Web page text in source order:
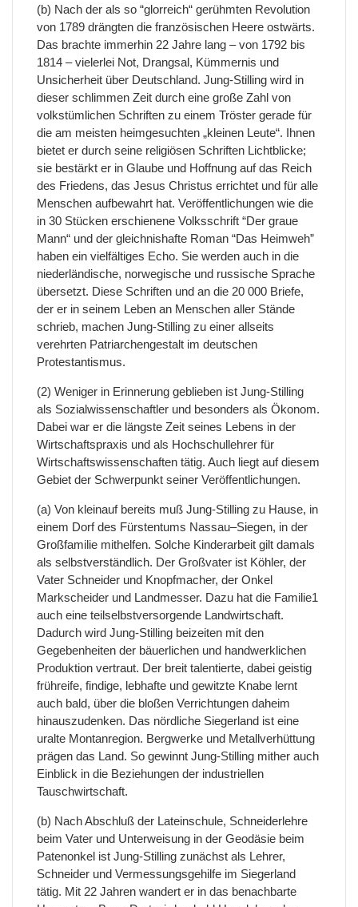
(b) Nach der als so “glorreich“ gerühmten Revolution
von 1789 drängten die französischen Heere ostwärts.
Das brachte immerhin 22 Jahre lang – von 1792 bis
1814 – vielerlei Not, Drangsal, Kümmernis und
Unsicherheit über Deutschland. Jung-Stilling wird in
dieser schlimmen Zeit durch eine große Zahl von
volkstümlichen Schriften zu einem Tröster gerade für
die am meisten heimgesuchten „kleinen Leute“. Ihnen
bietet er durch seine religiösen Schriften Lichtblicke;
sie bestärkt er in Glaube und Hoffnung auf das Reich
des Friedens, das Jesus Christus errichtet und für alle
Menschen aufbewahrt hat. Veröffentlichungen wie die
in 30 Stücken erschienene Volksschrift “Der graue
Mann“ und der gleichnishafte Roman “Das Heimweh”
haben ein vielfältiges Echo. Sie werden auch in die
niederländische, norwegische und russische Sprache
übersetzt. Diese Schriften und an die 20 000 Briefe,
der er in seinem Leben an Menschen aller Stände
schrieb, machen Jung-Stilling zu einer allseits
verehrten Patriarchengestalt im deutschen
Protestantismus.
(2) Weniger in Erinnerung geblieben ist Jung-Stilling
als Sozialwissenschaftler und besonders als Ökonom.
Dabei war er die längste Zeit seines Lebens in der
Wirtschaftspraxis und als Hochschullehrer für
Wirtschaftswissenschaften tätig. Auch liegt auf diesem
Gebiet der Schwerpunkt seiner Veröffentlichungen.
(a) Von kleinauf bereits muß Jung-Stilling zu Hause, in
einem Dorf des Fürstentums Nassau–Siegen, in der
Großfamilie mithelfen. Solche Kinderarbeit gilt damals
als selbstverständlich. Der Großvater ist Köhler, der
Vater Schneider und Knopfmacher, der Onkel
Markscheider und Landmesser. Dazu hat die Familie1
auch eine teilselbstversorgende Landwirtschaft.
Dadurch wird Jung-Stilling beizeiten mit den
Gegebenheiten der bäuerlichen und handwerklichen
Produktion vertraut. Der breit talentierte, dabei geistig
frühreife, findige, lebhafte und gewitzte Knabe lernt
auch bald, über die bloßen Verrichtungen daheim
hinauszudenken. Das nördliche Siegerland ist eine
uralte Montanregion. Bergwerke und Metallverhüttung
prägen das Land. So gewinnt Jung-Stilling mither auch
Einblick in die Beziehungen der industriellen
Tauschwirtschaft.
(b) Nach Abschluß der Lateinschule, Schneiderlehre
beim Vater und Unterweisung in der Geodäsie beim
Patenonkel ist Jung-Stilling zunächst als Lehrer,
Schneider und Vermessungsgehilfe im Siegerland
tätig. Mit 22 Jahren wandert er in das benachbarte